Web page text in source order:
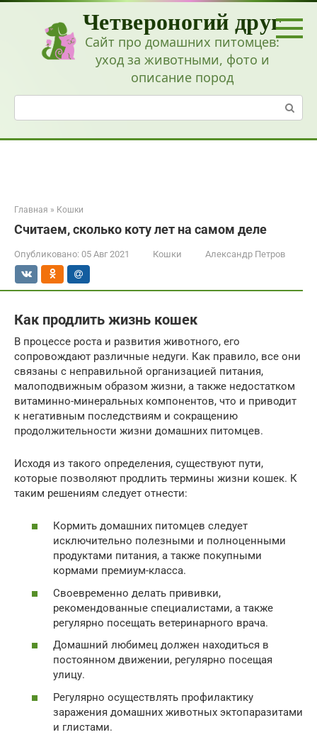
Перейти
Четвероногий друг
Сайт про домашних питомцев:
уход за животными, фото и
описание пород
Поиск:
Главная » Кошки
Считаем, сколько коту лет на самом деле
Опубликовано: 05 Авг 2021 Кошки Александр Петров
Как продлить жизнь кошек
В процессе роста и развития животного, его
сопровождают различные недуги. Как правило, все они
связаны с неправильной организацией питания,
малоподвижным образом жизни, а также недостатком
витаминно-минеральных компонентов, что и приводит
к негативным последствиям и сокращению
продолжительности жизни домашних питомцев.
Исходя из такого определения, существуют пути,
которые позволяют продлить термины жизни кошек. К
таким решениям следует отнести:
Кормить домашних питомцев следует
исключительно полезными и полноценными
продуктами питания, а также покупными
кормами премиум-класса.
Своевременно делать прививки,
рекомендованные специалистами, а также
регулярно посещать ветеринарного врача.
Домашний любимец должен находиться в
постоянном движении, регулярно посещая
улицу.
Регулярно осуществлять профилактику
заражения домашних животных эктопаразитами
и глистами.